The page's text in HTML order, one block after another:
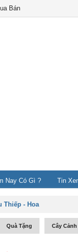
Bán
Nay Có Gì ? Tin
Thiếp - Hoa
Quà Tặng Cây